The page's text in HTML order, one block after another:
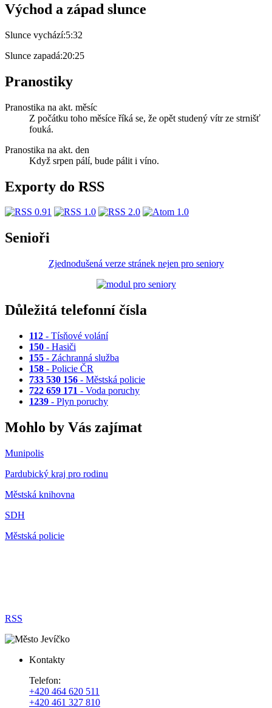
Východ a západ slunce
Slunce vychází:5:32
Slunce zapadá:20:25
Pranostiky
Pranostika na akt. měsíc
Z počátku toho měsíce říká se, že opět studený vítr ze strnišť
fouká.
Pranostika na akt. den
Když srpen pálí, bude pálit i víno.
Exporty do RSS
Senioři
Zjednodušená verze stránek nejen pro seniory
Důležitá telefonní čísla
112 - Tísňové volání
150 - Hasiči
155 - Záchranná služba
158 - Policie ČR
733 530 156 - Městská policie
722 659 171 - Voda poruchy
1239 - Plyn poruchy
Mohlo by Vás zajímat
Munipolis
Pardubický kraj pro rodinu
Městská knihovna
SDH
Městská policie
RSS
Kontakty
Telefon:
+420 464 620 511
+420 461 327 810